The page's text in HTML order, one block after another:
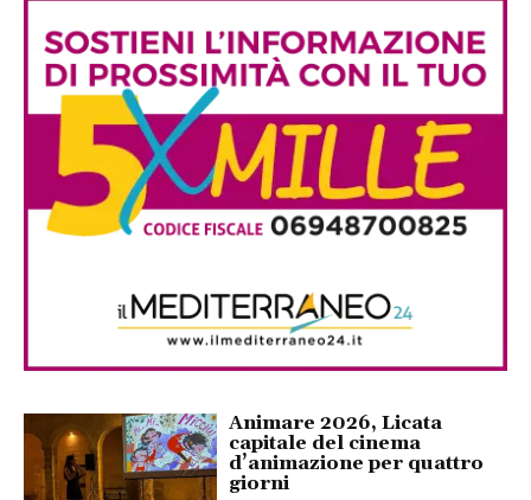
Animare 2026, Licata
capitale del cinema
d’animazione per quattro
giorni